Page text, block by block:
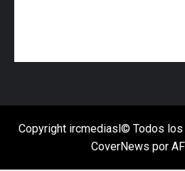
Copyright ircmediasl© Todos
CoverNews por